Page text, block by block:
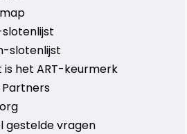
slotenlijst
is het ART-keurmerk
Partners
gestelde vragen